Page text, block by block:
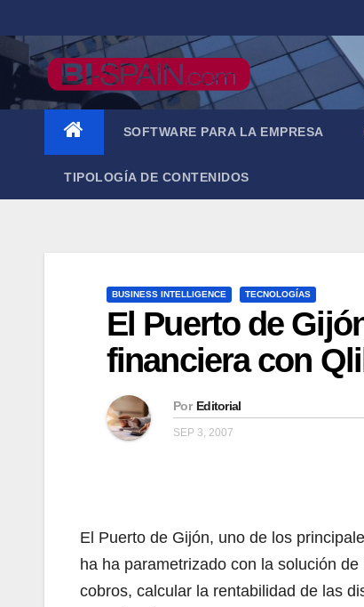
al
contenido
SOFTWARE PARA LA EMPRESA
TIPOLOGÍA DE CONTENIDOS
BUSINESS INTELLIGENCE TECNOLOGÍAS
El Puerto de
financiera con
Por Editorial
SEP 3, 2007
El Puerto de Gijón, uno de los
ha ha parametrizado con la solución
cobros, calcular la rentabilidad de las